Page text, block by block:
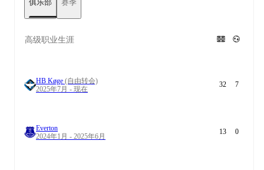
俱乐部 赛季
高级职业生涯
HB Køge (自由转会)
2025年7月 - 现在
32 7
Everton
2024年1月 - 2025年6月
13 0